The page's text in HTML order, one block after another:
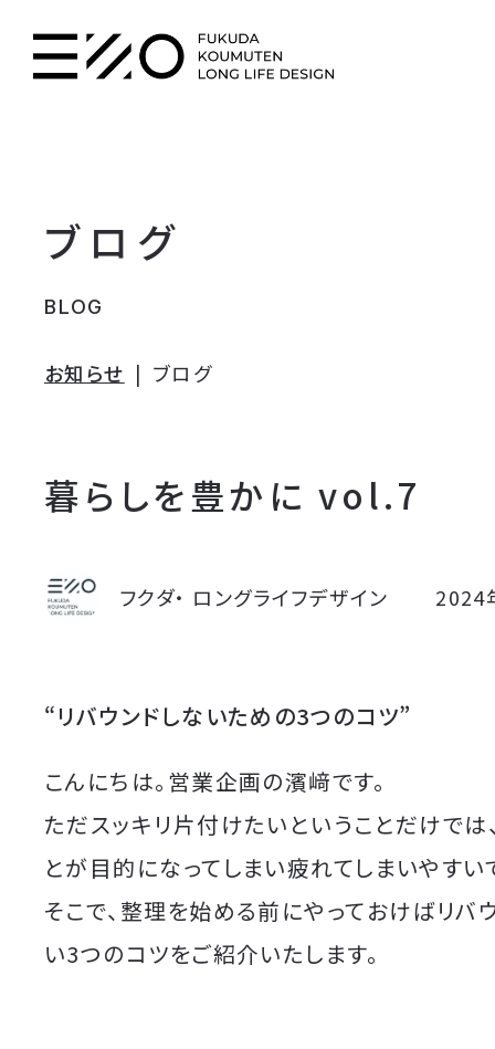
ブログ
BLOG
お知らせ ブログ
暮らしを豊かに vol.7
2024
フクダ・ ロングライフデザイン
“リバウンドしないための3つのコツ”
こんにちは。営業企画の濱﨑です。
ただスッキリ片付けたいということだけでは
とが目的になってしまい疲れてしまいやすい
そこで、整理を始める前にやっておけばリバ
い3つのコツをご紹介いたします。